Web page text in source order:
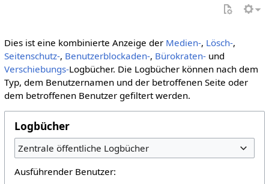
Dies ist eine kombinierte Anzeige der Medien-, Lösch-,
Seitenschutz-, Benutzerblockaden-, Bürokraten-und
Verschiebungs-Logbücher. Die Logbücher können nach dem
Typ, dem Benutzernamen und der betroffenen Seite oder
dem betroffenen Benutzer gefiltert werden.
Logbücher
Zentrale öffentliche Logbücher
Ausführender Benutzer: